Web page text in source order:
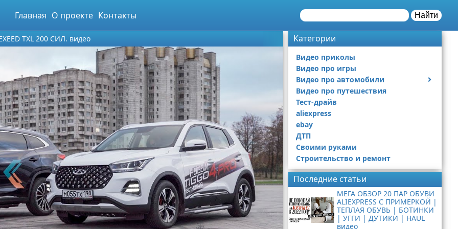
Главная О проекте Контакты Найти
TXL 200 СИЛ. видео Категории
Видео приколы
Видео про игры
Видео про автомобили
Ремонт автомобиля
Видео про путешествия
Тест-драйв
aliexpress
ebay
ДТП
Своими руками
Строительство и ремонт
Последние статьи
МЕГА ОБЗОР 20 ПАР ОБУВИ
ALIEXPRESS С ПРИМЕРКОЙ |
ТЕПЛАЯ ОБУВЬ | БОТИНКИ
| УГГИ | ДУТИКИ | HAUL
видео